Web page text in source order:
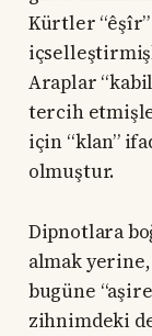
Kürtler
Araplar
tercih
için “klan”
olmuştur.
Dipnotlara
almak
bugüne
zihnimdeki